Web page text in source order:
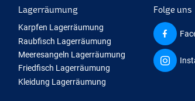
Lagerräumung
Karpfen Lagerräumung
Raubfisch Lagerräumung
Meeresangeln Lagerräumung
Friedfisch Lagerräumung
Kleidung Lagerräumung
Folge uns